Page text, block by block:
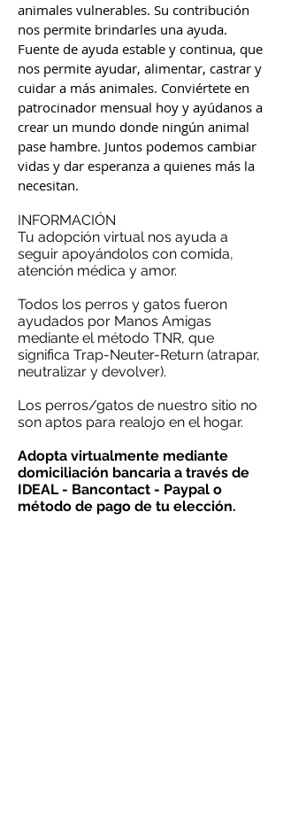
animales vulnerables. Su contribución
nos permite brindarles una ayuda.
Fuente de ayuda estable y continua, que
nos permite ayudar, alimentar, castrar y
cuidar a más animales. Conviértete en
patrocinador mensual hoy y ayúdanos a
crear un mundo donde ningún animal
pase hambre. Juntos podemos cambiar
vidas y dar esperanza a quienes más la
necesitan.
INFORMACIÓN
Tu adopción virtual nos ayuda a
seguir apoyándolos con comida,
atención médica y amor.
Todos los perros y gatos fueron
ayudados por Manos Amigas
mediante el método TNR, que
significa Trap-Neuter-Return (atrapar,
neutralizar y devolver).
Los perros/gatos de nuestro sitio no
son aptos para realojo en el hogar.
Adopta virtualmente mediante
domiciliación bancaria a través de
IDEAL - Bancontact - Paypal o
método de pago de tu elección.